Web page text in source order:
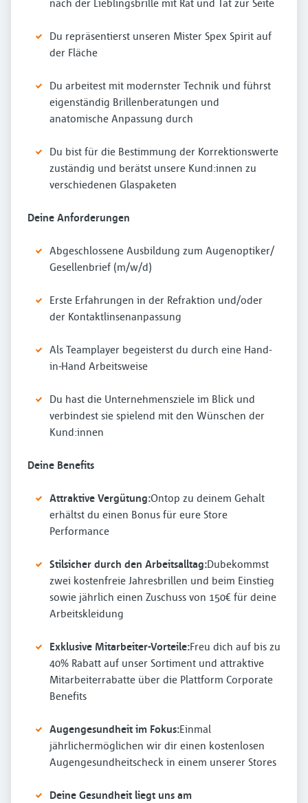
nach der Lieblingsbrille mit Rat und Tat zur Seite
Du repräsentierst unseren Mister Spex Spirit auf
der Fläche
Du arbeitest mit modernster Technik und führst
eigenständig Brillenberatungen und
anatomische Anpassung durch
Du bist für die Bestimmung der Korrektionswerte
zuständig und berätst unsere Kund:innen zu
verschiedenen Glaspaketen
Deine Anforderungen
Abgeschlossene Ausbildung zum Augenoptiker/
Gesellenbrief (m/w/d)
Erste Erfahrungen in der Refraktion und/oder
der Kontaktlinsenanpassung
Als Teamplayer begeisterst du durch eine Hand-
in-Hand Arbeitsweise
Du hast die Unternehmensziele im Blick und
verbindest sie spielend mit den Wünschen der
Kund:innen
Deine Benefits
Attraktive Vergütung:Ontop zu deinem Gehalt
erhältst du einen Bonus für eure Store
Performance
Stilsicher durch den Arbeitsalltag:Dubekommst
zwei kostenfreie Jahresbrillen und beim Einstieg
sowie jährlich einen Zuschuss von 150€ für deine
Arbeitskleidung
Exklusive Mitarbeiter-Vorteile:Freu dich auf bis zu
40% Rabatt auf unser Sortiment und attraktive
Mitarbeiterrabatte über die Plattform Corporate
Benefits
Augengesundheit im Fokus:Einmal
jährlichermöglichen wir dir einen kostenlosen
Augengesundheitscheck in einem unserer Stores
Deine Gesundheit liegt uns am